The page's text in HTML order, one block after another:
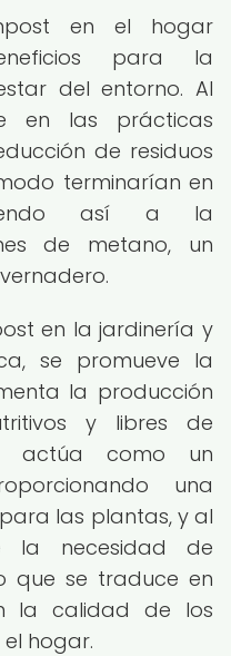
en el hogar
para la
del entorno. Al
en las prácticas
de residuos
terminarían en
así a la
de metano, un
en la jardinería y
se promueve la
la producción
y libres de
actúa como un
una
las plantas, y al
la necesidad de
que se traduce en
la calidad de los
hogar.